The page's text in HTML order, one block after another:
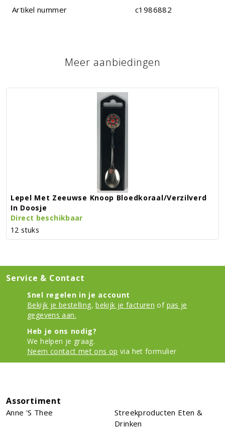
Artikel nummer c1986882
Meer aanbiedingen
Lepel Met Zeeuwse Knoop Bloedkoraal/verzilverd
In Doosje
Direct beschikbaar
12 stuks
Service & Contact
Snel regelen in je account
Bekijk je bestelling, bekijk je facturen of pas je
gegevens aan.
Heb je ons nodig?
We helpen je graag.
Neem contact met ons op via het formulier
Assortiment
Anne 's Thee
Streekproducten Eten &
Drinken